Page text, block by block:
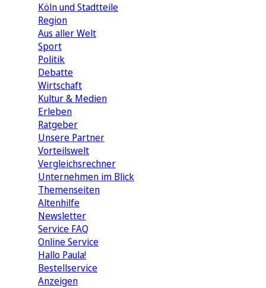
Köln und Stadtteile
Region
Aus aller Welt
Sport
Politik
Debatte
Wirtschaft
Kultur & Medien
Erleben
Ratgeber
Unsere Partner
Vorteilswelt
Vergleichsrechner
Unternehmen im Blick
Themenseiten
Altenhilfe
Newsletter
Service FAQ
Online Service
Hallo Paula!
Bestellservice
Anzeigen